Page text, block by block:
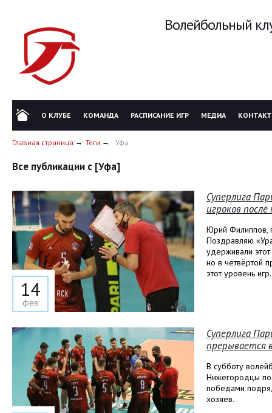
Волейбольный
О КЛУБЕ КОМАНДА РАСПИСАНИЕ ИГР МЕДИА
Главная страница Теги Уфа
Все публикации с [Уфа]
14
фев
Суперлига
игроков
Юрий Филиппов,
Поздравляю
удерживали
но в четвёртой
этот уровень игр.
Суперлига
прерывается
В субботу
Нижегородцы
победами
хозяев.